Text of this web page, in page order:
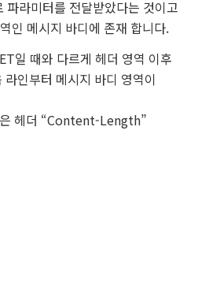
라미터를 전달받았다는 것이고
인 메시지 바디에 존재 합니다.
일 때와 다르게 헤더 영역 이후
인부터 메시지 바디 영역이
헤더 “Content-Length”